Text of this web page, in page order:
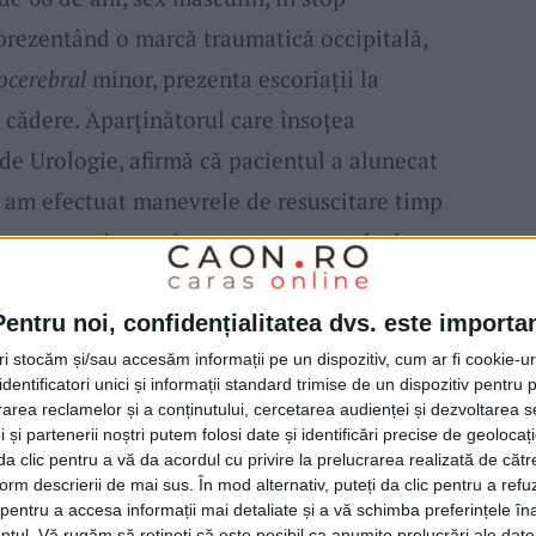
noi, confidențialitatea dvs. este
stocăm și/sau accesăm informații pe un dispozitiv, cum ar fi cookie-
unici și informații standard trimise de un dispozitiv pentru
reclamelor și a conținutului, cercetarea audienței și dezvoltarea
și partenerii noștri putem folosi date și identificări precise de
clic pentru a vă da acordul cu privire la prelucrarea realizată de
descrierii de mai sus. În mod alternativ, puteți da clic pentru a
a accesa informații mai detaliate și a vă schimba preferințele
o marcă traumatică occipitală,
minor, prezenta escoriații la
Aparținătorul care însoţea
Urologie, afirmă că pacientul a alunecat
efectuat manevrele de resuscitare timp
terapeutic, motiv pentru care am declarat
evoluția bolii și externarea
cauza căreia pacientul se afla pe coridor
detalii doar medicul curant și medicul
pacientul a alunecat pescărieste
oricui și nu are nicio legătură cu actul
putut pentru a-l salva.“